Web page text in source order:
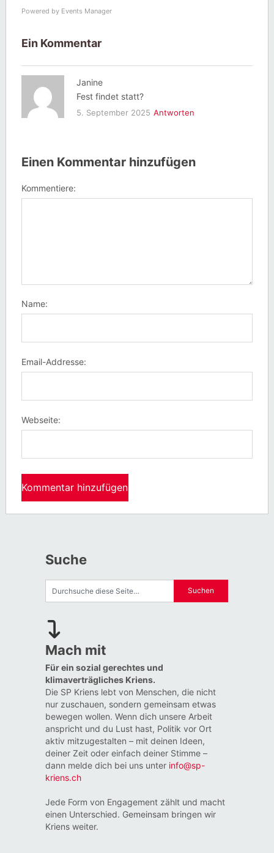
Powered by Events Manager
Ein Kommentar
Janine
Fest findet statt?
5. September 2025 Antworten
Einen Kommentar hinzufügen
Kommentiere:
Name:
Email-Addresse:
Webseite:
Suche
Mach mit
Für ein sozial gerechtes und
klimaverträgliches Kriens.
Die SP Kriens lebt von Menschen, die nicht
nur zuschauen, sondern gemeinsam etwas
bewegen wollen. Wenn dich unsere Arbeit
anspricht und du Lust hast, Politik vor Ort
aktiv mitzugestalten – mit deinen Ideen,
deiner Zeit oder einfach deiner Stimme –
dann melde dich bei uns unter info@sp-
kriens.ch
Jede Form von Engagement zählt und macht
einen Unterschied. Gemeinsam bringen wir
Kriens weiter.